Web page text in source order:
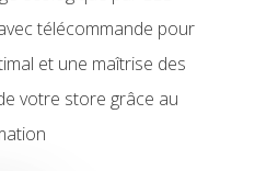
télécommande pour
et une maîtrise des
votre store grâce au